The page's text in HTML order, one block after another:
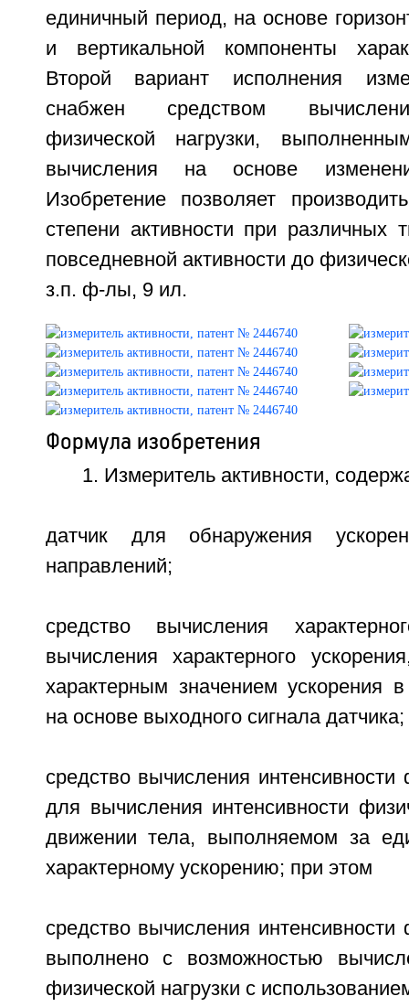
единичный период, на основе
и вертикальной компоненты
Второй вариант исполнения
снабжен средством
физической нагрузки,
вычисления на основе
Изобретение позволяет
степени активности при различных
повседневной активности до
з.п. ф-лы, 9 ил.
Формула изобретения
1. Измеритель активности,
датчик для обнаружения
направлений;
средство вычисления
вычисления характерного
характерным значением ускорения
на основе выходного сигнала датчика;
средство вычисления интенсивности
для вычисления интенсивности
движении тела, выполняемом за
характерному ускорению; при этом
средство вычисления интенсивности
выполнено с возможностью
физической нагрузки с